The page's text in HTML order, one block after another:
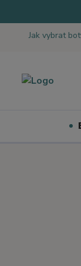
Jak vybrat